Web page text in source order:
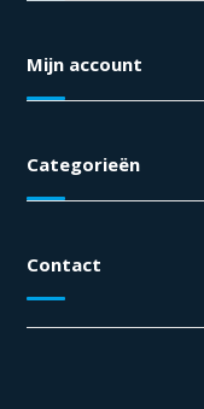
Mijn account
Categorieën
Contact